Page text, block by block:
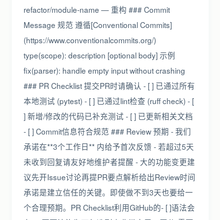
refactor/module-name — 重构 ### Commit
Message 规范 遵循[Conventional Commits]
(https://www.conventionalcommits.org/)
type(scope): description [optional body] 示例
fix(parser): handle empty input without crashing
### PR Checklist 提交PR时请确认 - [ ] 已通过所有
本地测试 (pytest) - [ ] 已通过lint检查 (ruff check) - [
] 新增/修改的代码已补充测试 - [ ] 已更新相关文档
- [ ] Commit信息符合规范 ### Review 预期 - 我们
承诺在**3个工作日** 内给予首次反馈 - 若超过5天
未收到回复请友好地维护者提醒 - 大的功能变更建
议先开Issue讨论再提PR要点解析给出Review时间
承诺是建立信任的关键。即使做不到3天也要给一
个合理预期。PR Checklist利用GitHub的- [ ]语法会